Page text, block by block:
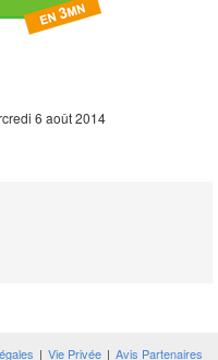
6 août 2014
| Vie Privée | Avis Partenaires